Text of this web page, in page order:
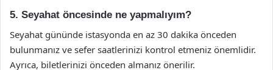
5. Seyahat öncesinde ne yapmalıyım?
Seyahat gününde istasyonda en az 30 dakika önceden
bulunmanız ve sefer saatlerinizi kontrol etmeniz önemlidir.
Ayrıca, biletlerinizi önceden almanız önerilir.